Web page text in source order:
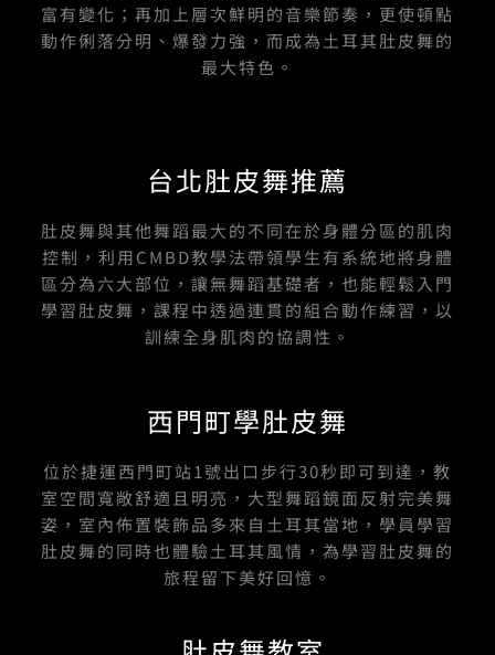
富有變化；再加上層次鮮明的音樂節奏，更使頓點
動作俐落分明、爆發力強，而成為土耳其肚皮舞的
最大特色。
台北肚皮舞推薦
肚皮舞與其他舞蹈最大的不同在於身體分區的肌肉
控制，利用CMBD教學法帶領學生有系統地將身體
區分為六大部位，讓無舞蹈基礎者，也能輕鬆入門
學習肚皮舞，課程中透過連貫的組合動作練習，以
訓練全身肌肉的協調性。
西門町學肚皮舞
位於捷運西門町站1號出口步行30秒即可到達，教
室空間寬敞舒適且明亮，大型舞蹈鏡面反射完美舞
姿，室內佈置裝飾品多來自土耳其當地，學員學習
肚皮舞的同時也體驗土耳其風情，為學習肚皮舞的
旅程留下美好回憶。